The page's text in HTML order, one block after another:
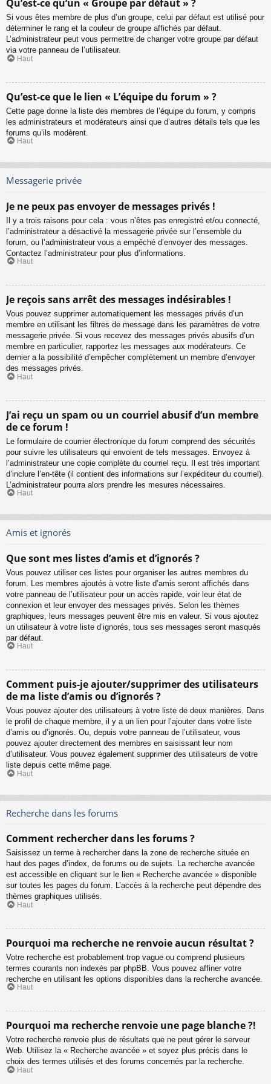
Qu’est-ce qu’un « Groupe par défaut » ?
Si vous êtes membre de plus d’un groupe, celui par défaut est utilisé pour
déterminer le rang et la couleur de groupe affichés par défaut.
L’administrateur peut vous permettre de changer votre groupe par défaut
via votre panneau de l’utilisateur.
Haut
Qu’est-ce que le lien « L’équipe du forum » ?
Cette page donne la liste des membres de l’équipe du forum, y compris
les administrateurs et modérateurs ainsi que d’autres détails tels que les
forums qu’ils modèrent.
Haut
Messagerie privée
Je ne peux pas envoyer de messages privés !
Il y a trois raisons pour cela : vous n’êtes pas enregistré et/ou connecté,
l’administrateur a désactivé la messagerie privée sur l’ensemble du
forum, ou l’administrateur vous a empêché d’envoyer des messages.
Contactez l’administrateur pour plus d’informations.
Haut
Je reçois sans arrêt des messages indésirables !
Vous pouvez supprimer automatiquement les messages privés d’un
membre en utilisant les filtres de message dans les paramètres de votre
messagerie privée. Si vous recevez des messages privés abusifs d’un
membre en particulier, rapportez les messages aux modérateurs. Ce
dernier a la possibilité d’empêcher complètement un membre d’envoyer
des messages privés.
Haut
J’ai reçu un spam ou un courriel abusif d’un membre
de ce forum !
Le formulaire de courrier électronique du forum comprend des sécurités
pour suivre les utilisateurs qui envoient de tels messages. Envoyez à
l’administrateur une copie complète du courriel reçu. Il est très important
d’inclure l’en-tête (il contient des informations sur l’expéditeur du courriel).
L’administrateur pourra alors prendre les mesures nécessaires.
Haut
Amis et ignorés
Que sont mes listes d’amis et d’ignorés ?
Vous pouvez utiliser ces listes pour organiser les autres membres du
forum. Les membres ajoutés à votre liste d’amis seront affichés dans
votre panneau de l’utilisateur pour un accès rapide, voir leur état de
connexion et leur envoyer des messages privés. Selon les thèmes
graphiques, leurs messages peuvent être mis en valeur. Si vous ajoutez
un utilisateur à votre liste d’ignorés, tous ses messages seront masqués
par défaut.
Haut
Comment puis-je ajouter/supprimer des utilisateurs
de ma liste d’amis ou d’ignorés ?
Vous pouvez ajouter des utilisateurs à votre liste de deux manières. Dans
le profil de chaque membre, il y a un lien pour l’ajouter dans votre liste
d’amis ou d’ignorés. Ou, depuis votre panneau de l’utilisateur, vous
pouvez ajouter directement des membres en saisissant leur nom
d’utilisateur. Vous pouvez également supprimer des utilisateurs de votre
liste depuis cette même page.
Haut
Recherche dans les forums
Comment rechercher dans les forums ?
Saisissez un terme à rechercher dans la zone de recherche située en
haut des pages d’index, de forums ou de sujets. La recherche avancée
est accessible en cliquant sur le lien « Recherche avancée » disponible
sur toutes les pages du forum. L’accès à la recherche peut dépendre des
thèmes graphiques utilisés.
Haut
Pourquoi ma recherche ne renvoie aucun résultat ?
Votre recherche est probablement trop vague ou comprend plusieurs
termes courants non indexés par phpBB. Vous pouvez affiner votre
recherche en utilisant les options disponibles dans la recherche avancée.
Haut
Pourquoi ma recherche renvoie une page blanche ?!
Votre recherche renvoie plus de résultats que ne peut gérer le serveur
Web. Utilisez la « Recherche avancée » et soyez plus précis dans le
choix des termes utilisés et des forums concernés par la recherche.
Haut